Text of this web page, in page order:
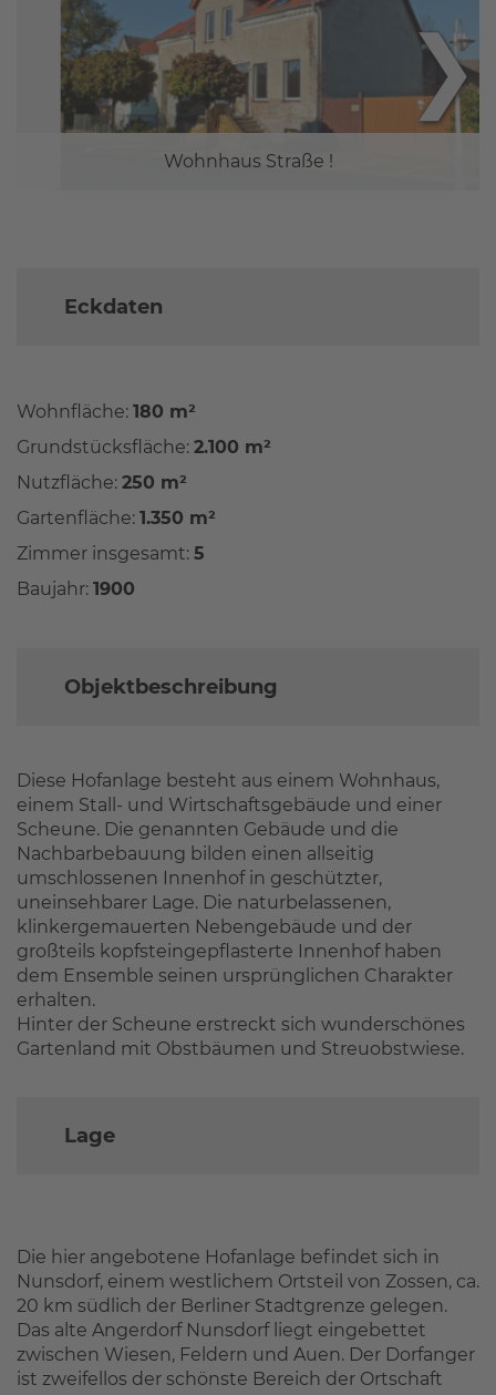
Wohnhaus Straße !
❯
Eckdaten
Wohnfläche: 180 m²
Grundstücksfläche: 2.100 m²
Nutzfläche: 250 m²
Gartenfläche: 1.350 m²
Zimmer insgesamt: 5
Baujahr: 1900
Objektbeschreibung
Diese Hofanlage besteht aus einem Wohnhaus,
einem Stall- und Wirtschaftsgebäude und einer
Scheune. Die genannten Gebäude und die
Nachbarbebauung bilden einen allseitig
umschlossenen Innenhof in geschützter,
uneinsehbarer Lage. Die naturbelassenen,
klinkergemauerten Nebengebäude und der
großteils kopfsteingepflasterte Innenhof haben
dem Ensemble seinen ursprünglichen Charakter
erhalten.
Hinter der Scheune erstreckt sich wunderschönes
Gartenland mit Obstbäumen und Streuobstwiese.
Lage
Die hier angebotene Hofanlage befindet sich in
Nunsdorf, einem westlichem Ortsteil von Zossen, ca.
20 km südlich der Berliner Stadtgrenze gelegen.
Das alte Angerdorf Nunsdorf liegt eingebettet
zwischen Wiesen, Feldern und Auen. Der Dorfanger
ist zweifellos der schönste Bereich der Ortschaft